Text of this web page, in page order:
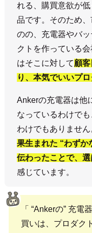
れる、購買意欲が
品です。そのため
のの、充電器やバ
クトを作っている
はそこに対して顧
り、本気でいいプ
Ankerの充電器は他
なっているわけで
わけでもありません
果生まれた “わずか
伝わったことで、
感じています。
「 “Ankerの” 充
買いは、プロダク